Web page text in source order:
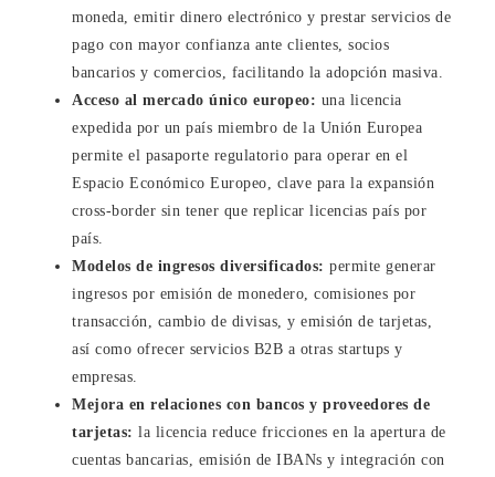
moneda, emitir dinero electrónico y prestar servicios de
pago con mayor confianza ante clientes, socios
bancarios y comercios, facilitando la adopción masiva.
Acceso al mercado único europeo: una licencia
expedida por un país miembro de la Unión Europea
permite el pasaporte regulatorio para operar en el
Espacio Económico Europeo, clave para la expansión
cross-border sin tener que replicar licencias país por
país.
Modelos de ingresos diversificados: permite generar
ingresos por emisión de monedero, comisiones por
transacción, cambio de divisas, y emisión de tarjetas,
así como ofrecer servicios B2B a otras startups y
empresas.
Mejora en relaciones con bancos y proveedores de
tarjetas: la licencia reduce fricciones en la apertura de
cuentas bancarias, emisión de IBANs y integración con